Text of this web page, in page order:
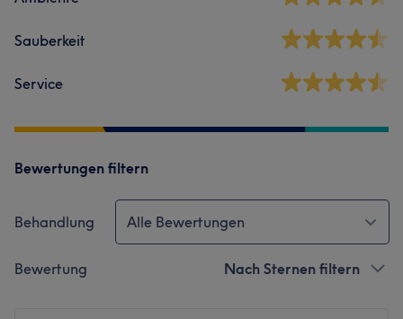
Sauberkeit
Service
Bewertungen filtern
Behandlung Alle Bewertungen
Bewertung Nach Sternen filtern